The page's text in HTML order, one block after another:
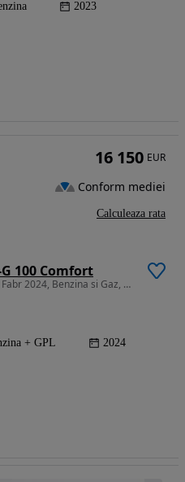
2023
100 Comfort
999 cm3 • 100 CP • Dacia Duster 3, Fabr 2024, Benzina si Gaz, 100 CP, 15.100 km, noua !
+ GPL 2024
16 150 EUR
Conform mediei
Calculeaza rata